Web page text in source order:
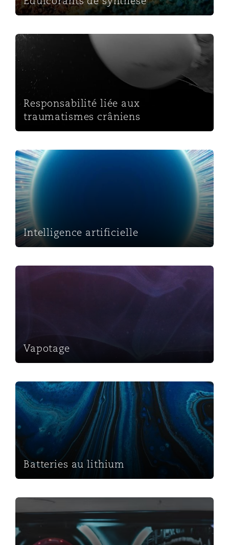
Responsabilité liée aux traumatismes crâniens
Responsabilité liée aux
traumatismes crâniens
Intelligence artificielle
Intelligence artificielle
Vapotage
Vapotage
Batteries au lithium
Batteries au lithium
Véhicules automatisés